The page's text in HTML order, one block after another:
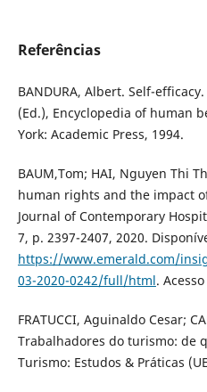
Referências
BANDURA, Albert. Self-
(Ed.), Encyclopedia of human
York: Academic Press, 1994.
BAUM,Tom; HAI, Nguyen Thi
human rights and the impact
Journal of Contemporary
7, p. 2397-2407, 2020.
https://www.emerald.com/
03-2020-0242/full/html.
FRATUCCI, Aguinaldo Cesar;
Trabalhadores do turismo: de
Turismo: Estudos & Práticas